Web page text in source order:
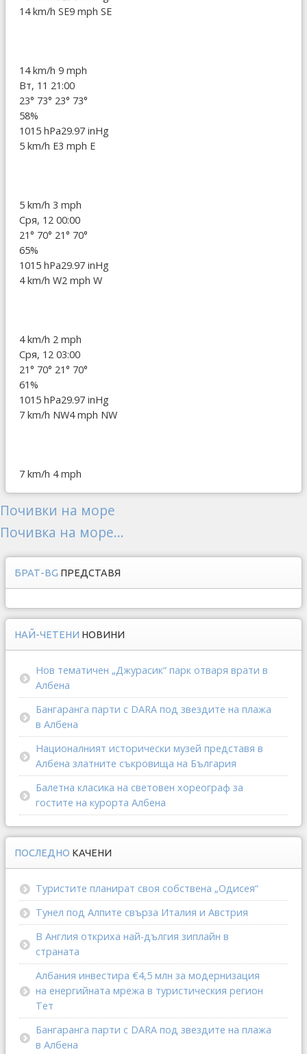
14 km/h SE9 mph SE
14 km/h 9 mph
Вт, 11 21:00
23° 73° 23° 73°
58%
1015 hPa29.97 inHg
5 km/h E3 mph E
5 km/h 3 mph
Сря, 12 00:00
21° 70° 21° 70°
65%
1015 hPa29.97 inHg
4 km/h W2 mph W
4 km/h 2 mph
Сря, 12 03:00
21° 70° 21° 70°
61%
1015 hPa29.97 inHg
7 km/h NW4 mph NW
7 km/h 4 mph
Почивки на море
Почивка на море...
БРАТ-BG ПРЕДСТАВЯ
НАЙ-ЧЕТЕНИ НОВИНИ
Нов тематичен „Джурасик“ парк отваря врати в
Албена
Бангаранга парти с DARA под звездите на плажа
в Албена
Националният исторически музей представя в
Албена златните съкровища на България
Балетна класика на световен хореограф за
гостите на курорта Албена
ПОСЛЕДНО КАЧЕНИ
Туристите планират своя собствена „Одисея“
Тунел под Алпите свърза Италия и Австрия
В Англия откриха най-дългия зиплайн в
страната
Албания инвестира €4,5 млн за модернизация
на енергийната мрежа в туристическия регион
Тет
Бангаранга парти с DARA под звездите на плажа
в Албена